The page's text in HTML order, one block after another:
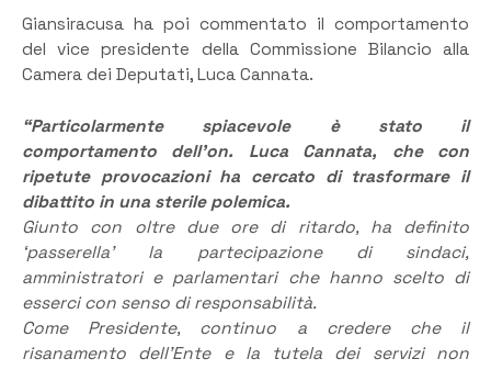
Giansiracusa ha poi commentato il comportamento
del vice presidente della Commissione Bilancio alla
Camera dei Deputati, Luca Cannata.
“Particolarmente spiacevole è stato il
comportamento dell’on. Luca Cannata, che con
ripetute provocazioni ha cercato di trasformare il
dibattito in una sterile polemica.
Giunto con oltre due ore di ritardo, ha definito
‘passerella’ la partecipazione di sindaci,
amministratori e parlamentari che hanno scelto di
esserci con senso di responsabilità.
Come Presidente, continuo a credere che il
risanamento dell’Ente e la tutela dei servizi non